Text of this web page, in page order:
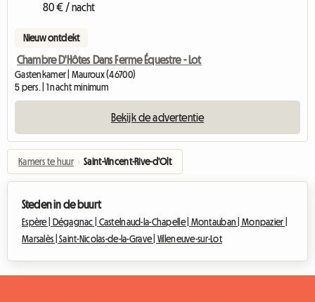
80 € / nacht
Nieuw ontdekt
Chambre D'Hôtes Dans Ferme Équestre - Lot
Gastenkamer | Mauroux (46700)
5 pers. | 1 nacht minimum
Bekijk de advertentie
Kamers te huur › Saint-Vincent-Rive-d'Olt
Steden in de buurt
Espère | Dégagnac | Castelnaud-la-Chapelle | Montauban | Monpazier |
Marsalès |Saint-Nicolas-de-la-Grave | Villeneuve-sur-Lot